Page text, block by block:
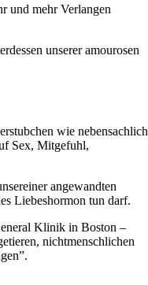
und mehr Verlangen
unserer amourosen
wie nebensachlich
Sex, Mitgefuhl,
angewandten
Liebeshormon tun darf.
Klinik in Boston –
nichtmenschlichen